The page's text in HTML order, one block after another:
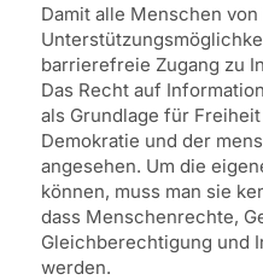
Damit alle Menschen
barrierefreie Zugang zu
Das Recht auf
als Grundlage für
Demokratie und der
angesehen. Um die
können, muss man sie
dass Menschenrechte,
Gleichberechtigung und
werden.